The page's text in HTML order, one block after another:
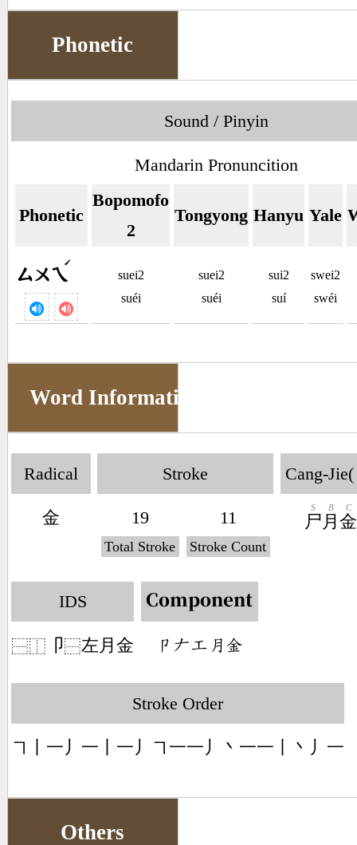
Phonetic
Sound / Pinyin
Mandarin Pronuncition
Phonetic
Bopomofo
2
Tongyong Hanyu Yale
ㄙㄨㄟ
ˊ
suei2
suéi
suei2
suéi
sui2
suí
swei2
swéi
Word Information
Radical
金
Stroke
19
Total Stroke
11
Stroke Count
Cang-Jie(
尸
S
月
B
金
C
IDS
⿱⿰ 卩⿱左月金
Component
󶁊󶀖󶁥󶃭󶇔
Stroke Order
㇕丨一丿一丨一丿㇕一一丿丶一一丨丶丿一
Others